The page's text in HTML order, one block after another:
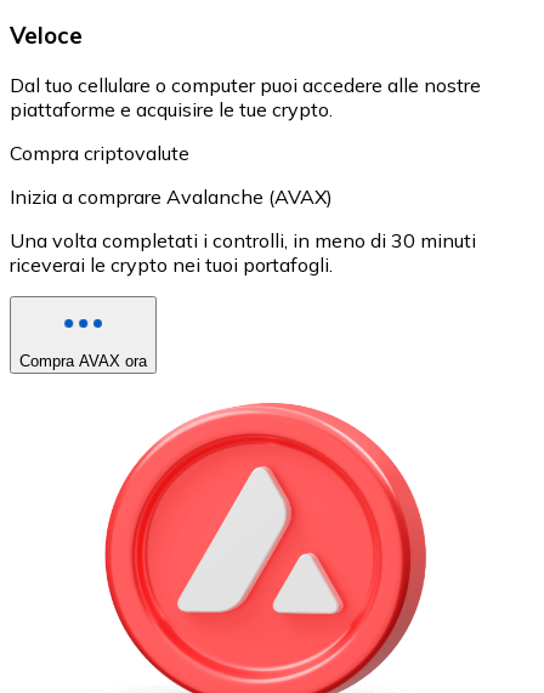
Veloce
Dal tuo cellulare o computer puoi accedere alle nostre
piattaforme e acquisire le tue crypto.
Compra criptovalute
Inizia a comprare Avalanche (AVAX)
Una volta completati i controlli, in meno di 30 minuti
riceverai le crypto nei tuoi portafogli.
Compra AVAX ora